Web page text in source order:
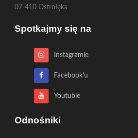
07-410 Ostrołęka
Spotkajmy się na
Instagramie
Facebook'u
Youtubie
Odnośniki